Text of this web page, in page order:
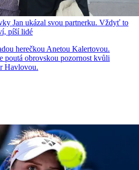
Jan ukázal svou partnerku. Vždyť to
píší lidé
herečkou Anetou Kalertovou.
poutá obrovskou pozornost kvůli
Havlovou.